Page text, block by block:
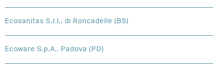
Ecosanitas S.r.l., di Roncadelle (BS)
Ecoware S.p.A., Padova (PD)